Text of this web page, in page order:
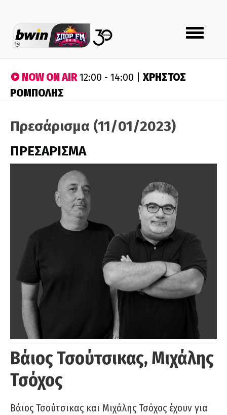
Toggle
navigation
NOW ON AIR12:00 - 14:00 | ΧΡΗΣΤΟΣ
ΡΟΜΠΟΛΗΣ
Πρεσάρισμα (11/01/2023)
ΠΡΕΣΑΡΙΣΜΑ
Βάιος Τσούτσικας, Μιχάλης
Τσόχος
Βάιος Τσούτσικας και Μιχάλης Τσόχος έχουν για